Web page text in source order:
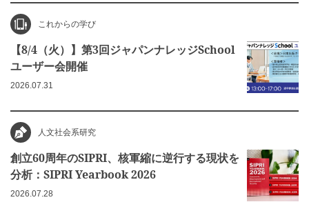
これからの学び
【8/4（火）】第3回ジャパンナレッジSchool
ユーザー会開催
2026.07.31
人文社会系研究
創立60周年のSIPRI、核軍縮に逆行する現状を
分析：SIPRI Yearbook 2026
2026.07.28